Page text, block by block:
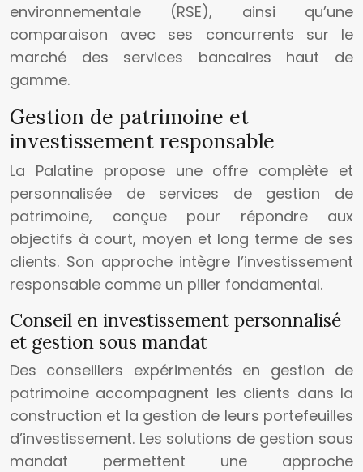
environnementale (RSE), ainsi qu’une
comparaison avec ses concurrents sur le
marché des services bancaires haut de
gamme.
Gestion de patrimoine et
investissement responsable
La Palatine propose une offre complète et
personnalisée de services de gestion de
patrimoine, conçue pour répondre aux
objectifs à court, moyen et long terme de ses
clients. Son approche intègre l’investissement
responsable comme un pilier fondamental.
Conseil en investissement personnalisé
et gestion sous mandat
Des conseillers expérimentés en gestion de
patrimoine accompagnent les clients dans la
construction et la gestion de leurs portefeuilles
d’investissement. Les solutions de gestion sous
mandat permettent une approche